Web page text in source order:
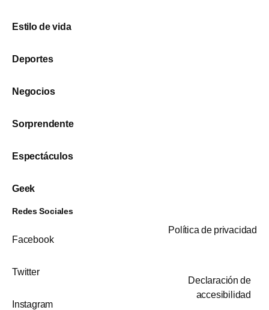
Estilo de vida
Deportes
Negocios
Sorprendente
Espectáculos
Geek
Redes Sociales
Facebook
Twitter
Instagram
Política de privacidad
Declaración de
accesibilidad